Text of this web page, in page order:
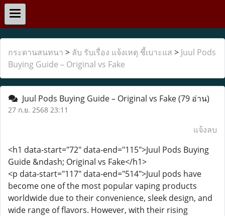
กระดานสนทนา > ลับ รับเรื่อง แจ้งเหตุ ชี้เบาะแส > Juul Pods
Buying Guide – Original vs Fake
Juul Pods Buying Guide – Original vs Fake(79 อ่าน)
27 ก.ย. 2568 23:11
แจ้งลบ
<h1 data-start="72" data-end="115">Juul Pods Buying
Guide &ndash; Original vs Fake</h1>
<p data-start="117" data-end="514">Juul pods have
become one of the most popular vaping products
worldwide due to their convenience, sleek design, and
wide range of flavors. However, with their rising